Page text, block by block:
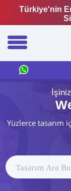
Türkiye'nin
Yüzlerce tasarım